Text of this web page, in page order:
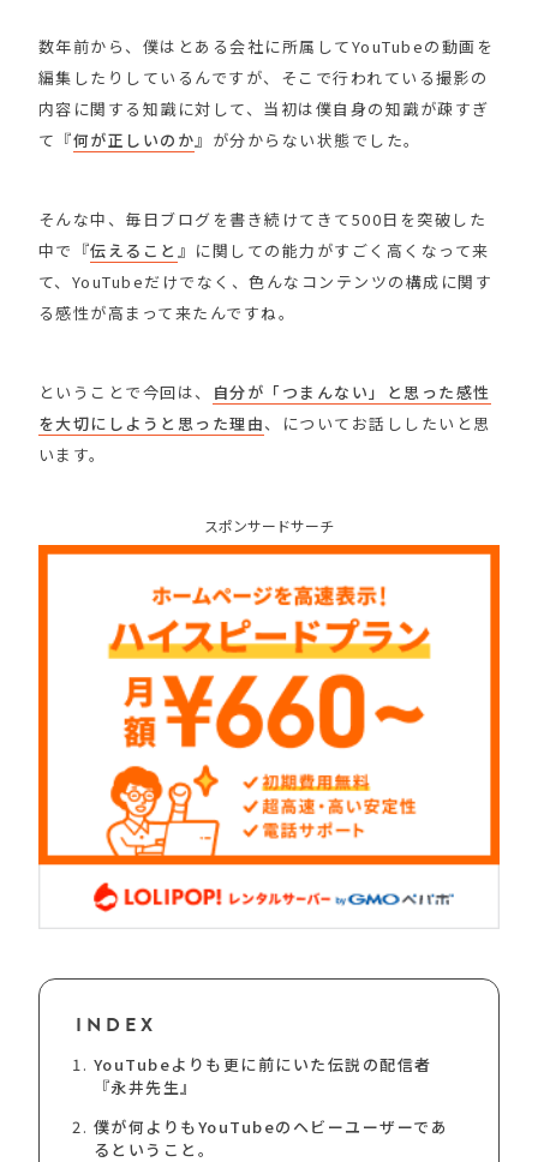
数年前から、僕はとある会社に所属してYouTubeの動画を
編集したりしているんですが、そこで行われている撮影の
内容に関する知識に対して、当初は僕自身の知識が疎すぎ
て『何が正しいのか 』が分からない状態でした。
そんな中、毎日ブログを書き続けてきて500日を突破した
中で『伝えること 』に関しての能力がすごく高くなって来
て、YouTubeだけでなく、色んなコンテンツの構成に関す
る感性が高まって来たんですね。
ということで今回は、
自分が「つまんない」と思った感性
を大切にしようと思った理由、についてお話ししたいと思
います。
スポンサードサーチ
INDEX
YouTubeよりも更に前にいた伝説の配信者
『永井先生』
僕が何よりもYouTubeのヘビーユーザーであ
るということ。